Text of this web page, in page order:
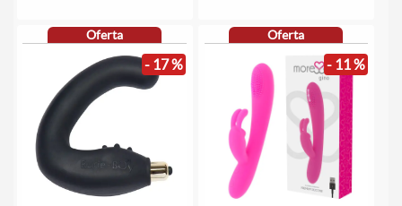
Oferta
- 17 %
Oferta
- 11 %